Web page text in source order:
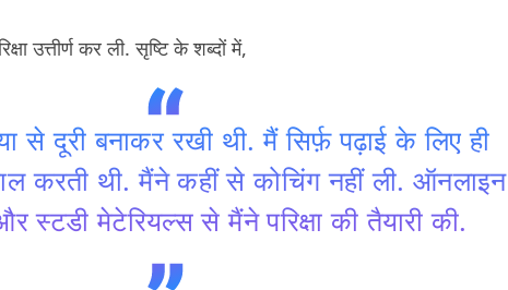
उत्तीर्ण कर ली. सृष्टि के शब्दों में,
से दूरी बनाकर रखी थी. मैं सिर्फ़ पढ़ाई के लिए ही
करती थी. मैंने कहीं से कोचिंग नहीं ली. ऑनलाइन
स्टडी मेटेरियल्स से मैंने परिक्षा की तैयारी की.